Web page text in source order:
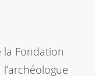
la Fondation